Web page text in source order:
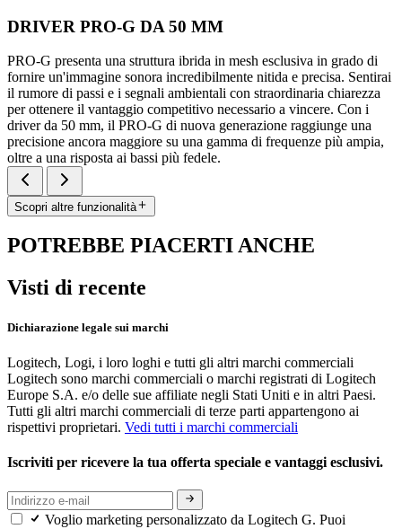
DRIVER PRO-G DA 50 MM
PRO-G presenta una struttura ibrida in mesh esclusiva in grado di
fornire un'immagine sonora incredibilmente nitida e precisa. Sentirai
il rumore di passi e i segnali ambientali con straordinaria chiarezza
per ottenere il vantaggio competitivo necessario a vincere. Con i
driver da 50 mm, il PRO-G di nuova generazione raggiunge una
precisione ancora maggiore su una gamma di frequenze più ampia,
oltre a una risposta ai bassi più fedele.
Scopri altre funzionalità
POTREBBE PIACERTI ANCHE
Visti di recente
Dichiarazione legale sui marchi
Logitech, Logi, i loro loghi e tutti gli altri marchi commerciali
Logitech sono marchi commerciali o marchi registrati di Logitech
Europe S.A. e/o delle sue affiliate negli Stati Uniti e in altri Paesi.
Tutti gli altri marchi commerciali di terze parti appartengono ai
rispettivi proprietari. Vedi tutti i marchi commerciali
Iscriviti per ricevere la tua offerta speciale e vantaggi esclusivi.
Voglio marketing personalizzato da Logitech G. Puoi